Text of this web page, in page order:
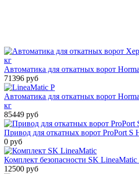
Автоматика для откатных ворот
71396 руб
Автоматика для откатных ворот
кг
85449 руб
Привод для откатных ворот ProPort S
0 руб
Комплект безопасности SK LineaMatic
12500 руб